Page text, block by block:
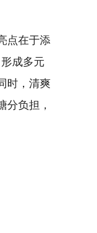
点在于添
成多元
时，清爽
分负担，